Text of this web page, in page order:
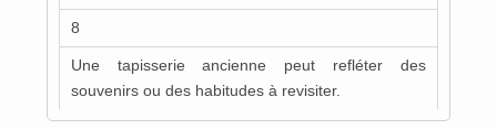
8
Une tapisserie ancienne peut refléter des
souvenirs ou des habitudes à revisiter.